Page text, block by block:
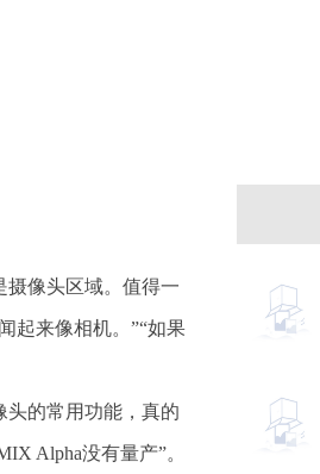
摄像头区域。值得一
起来像相机。”“如果
头的常用功能，真的
Alpha没有量产”。